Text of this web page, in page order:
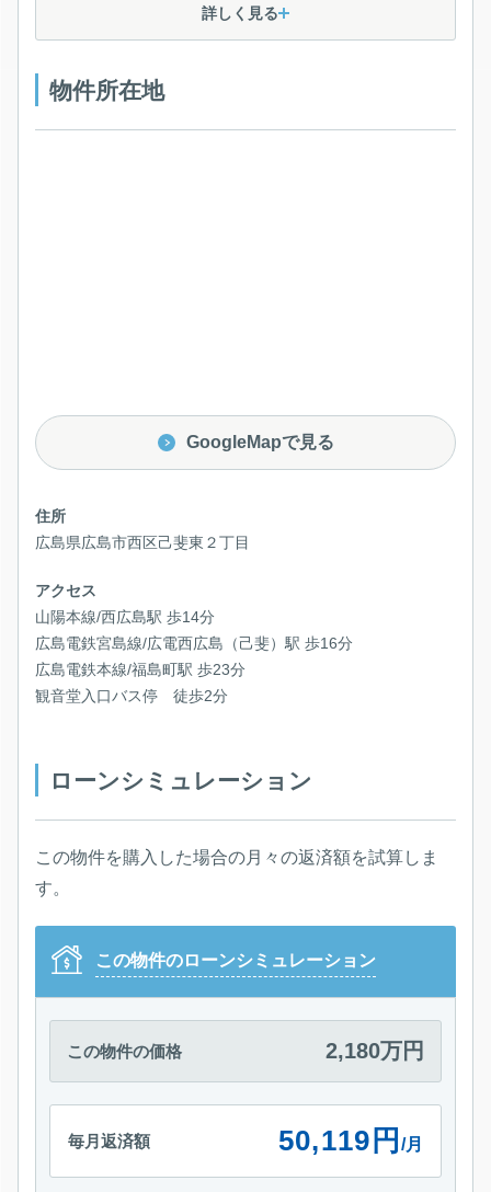
詳しく見る
物件所在地
GoogleMapで見る
住所
広島県広島市西区己斐東２丁目
アクセス
山陽本線/西広島駅 歩14分
広島電鉄宮島線/広電西広島（己斐）駅 歩16分
広島電鉄本線/福島町駅 歩23分
観音堂入口バス停 徒歩2分
ローンシミュレーション
この物件を購入した場合の月々の返済額を試算しま
す。
この物件のローンシミュレーション
この物件の価格 2,180万円
毎月返済額 50,119円 /月